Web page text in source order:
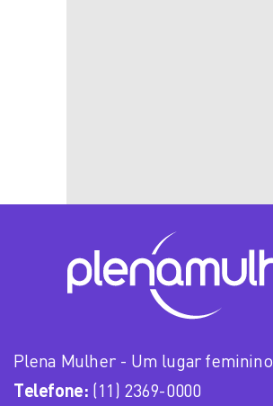
Plena Mulher - Um lugar feminino
Telefone: (11) 2369-0000